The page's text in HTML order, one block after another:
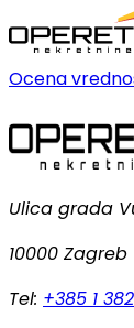
Ocena
Ulica grada
10000 Zagreb
Tel: +385 1